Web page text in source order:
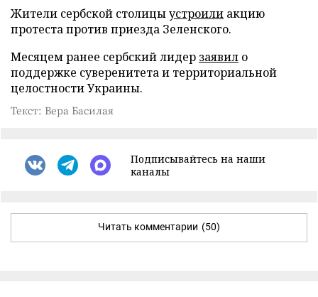
Жители сербской столицыустроили акцию
протеста против приезда Зеленского.
Месяцем ранее сербский лидер заявил о
поддержке суверенитета и территориальной
целостности Украины.
Текст: Вера Басилая
Подписывайтесь на наши
каналы
Читать комментарии (50)